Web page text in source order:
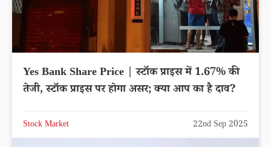
Yes Bank Share Price | स्टॉक प्राइस में 1.67% की
तेजी, स्टॉक प्राइस पर होगा असर; क्या आप का है दाव?
Stock Market 22nd Sep 2025